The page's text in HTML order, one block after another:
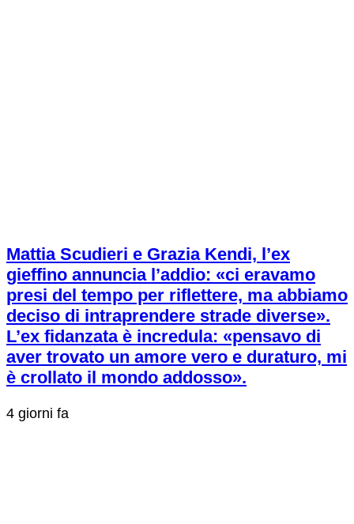
Mattia Scudieri e Grazia Kendi, l’ex
gieffino annuncia l’addio: «ci eravamo
presi del tempo per riflettere, ma abbiamo
deciso di intraprendere strade diverse».
L’ex fidanzata è incredula: «pensavo di
aver trovato un amore vero e duraturo, mi
è crollato il mondo addosso».
4 giorni fa